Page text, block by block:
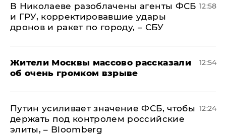
В Николаеве разоблачены агенты ФСБ
и ГРУ, корректировавшие удары
дронов и ракет по городу, – СБУ
12:58
Жители Москвы массово рассказали
об очень громком взрыве
12:54
Путин усиливает значение ФСБ, чтобы
держать под контролем российские
элиты, – Bloomberg
12:24